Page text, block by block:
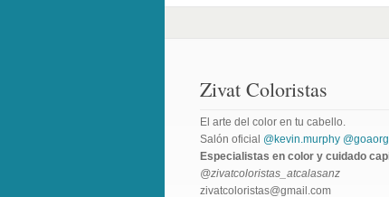
Zivat Coloristas
El arte del color en tu cabello.
Salón oficial @kevin.murphy
Especialistas en color y cuidado
@zivatcoloristas_atcalasanz
zivatcoloristas@gmail.com